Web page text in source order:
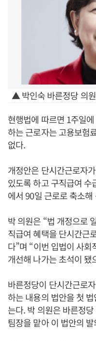
▲ 박인숙 바른정당 의
현행법에 따르면 1주일
하는 근로자는 고용보험
없다.
개정안은 단시간근로자
있도록 하고 구직급여
에서 90일 근로로 축소
박 의원은 “법 개정으로
직급여 혜택을 단시간근
다”며 “이번 입법이 사
개선해 나가는 초석이 됐
바른정당이 단시간근로
하는 내용의 법안을 첫
는다. 박 의원은 바른정
팀장을 맡아 이 법안의